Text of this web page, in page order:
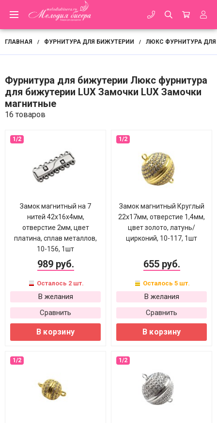
ГЛАВНАЯ / ФУРНИТУРА ДЛЯ БИЖУТЕРИИ / ЛЮКС ФУРНИТУРА
Фурнитура для бижутерии Люкс фурнитура
для бижутерии LUX Замочки LUX Замочки
магнитные
16 товаров
Замок магнитный на 7
нитей 42х16х4мм,
отверстие 2мм, цвет
платина, сплав металлов,
10-156, 1шт
989 руб.
Осталось 2 шт.
В желания
Сравнить
В корзину
Замок магнитный Круглый
22х17мм, отверстие 1,4мм,
цвет золото, латунь/
цирконий, 10-117, 1шт
655 руб.
Осталось 5 шт.
В желания
Сравнить
В корзину